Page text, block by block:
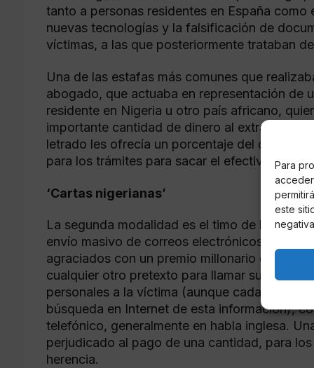
Para
este
tanto a personas residentes en España
nuevas tecnologías y la falsificación de
víctimas, a las que posteriormente trataban
Una de las estafas más comunes que
abogado, que actuaba en representación de
residente en Nigeria u otro país africano,
importante cantidad de dinero al extranjero.
letrado les ofrecía un porcentaje del dinero a
para los trámites para sacar el efectivo de
‘Cartas nigerianas’
La segunda modalidad es el timo de las
envío masivo de correos electrónicos, en los
agraciados con un premio millonario de la
cualquier otro pretexto para llamar su
personales a la víctima (aunque cada vez es
búsqueda en Internet de esta información),
telefónico, generalmente en habla inglesa.
perjudicado al pago de una cantidad, para
herencia.